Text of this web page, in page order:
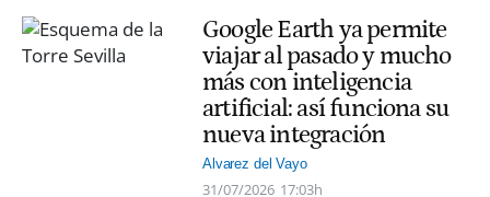
Google Earth ya permite
viajar al pasado y mucho
más con inteligencia
artificial: así funciona su
nueva integración
Alvarez del Vayo
31/07/2026 17:03h